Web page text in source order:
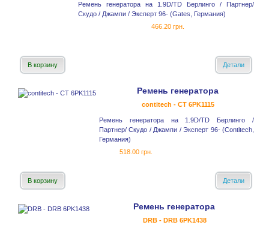
Ремень генератора на 1.9D/TD Берлинго / Партнер/
Скудо / Джампи / Эксперт 96- (Gates, Германия)
466.20 грн.
В корзину Детали
Ремень генератора
contitech - CT 6PK1115
Ремень генератора на 1.9D/TD Берлинго /
Партнер/ Скудо / Джампи / Эксперт 96- (Contitech,
Германия)
518.00 грн.
В корзину Детали
Ремень генератора
DRB - DRB 6PK1438